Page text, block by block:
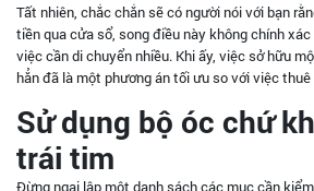
Tất nhiên, chắc chắn sẽ có người nói với bạn
tiền qua cửa sổ, song điều này không chính
việc cần di chuyển nhiều. Khi ấy, việc sở hữu
hẳn đã là một phương án tối ưu so với việc
Sử dụng bộ óc chứ
trái tim
Đừng ngại lập một danh sách các mục cần